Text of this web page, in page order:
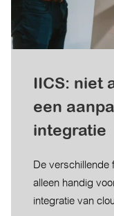
IICS: niet
een
integratie
De verschillende
alleen handig
integratie van